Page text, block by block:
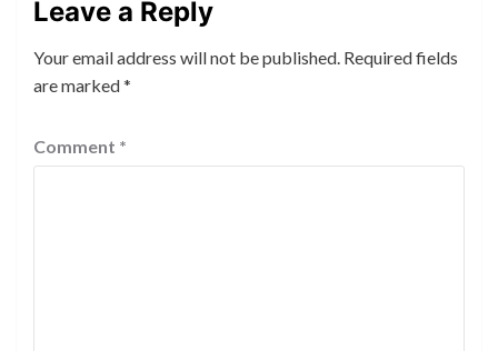
Leave a Reply
Your email address will not be published. Required fields
are marked*
Comment *